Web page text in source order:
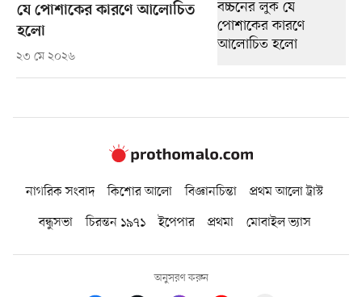
যে পোশাকের কারণে আলোচিত
হলো
২৩ মে ২০২৬
নাগরিক সংবাদ কিশোর আলো বিজ্ঞানচিন্তা
প্রথম আলো ট্রাস্ট
বন্ধুসভা
চিরন্তন ১৯৭১ ইপেপার প্রথমা মোবাইল ভ্যাস
অনুসরণ করুন